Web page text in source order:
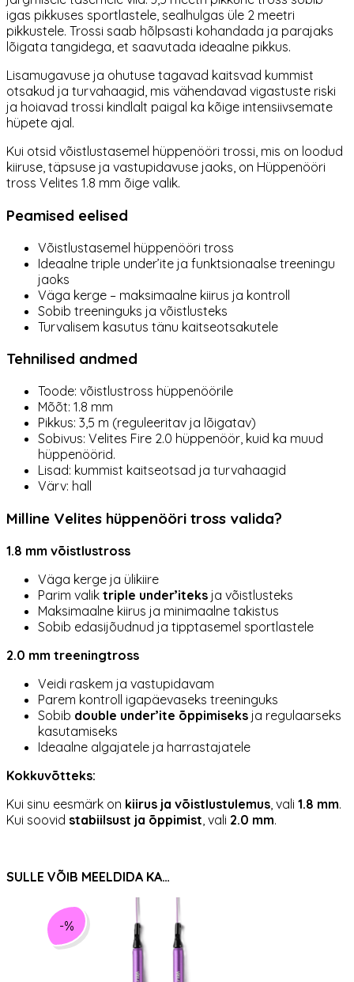
igas pikkuses sportlastele, sealhulgas üle 2 meetri
pikkustele. Trossi saab hõlpsasti kohandada ja parajaks
lõigata tangidega, et saavutada ideaalne pikkus.
Lisamugavuse ja ohutuse tagavad kaitsvad kummist
otsakud ja turvahaagid, mis vähendavad vigastuste riski
ja hoiavad trossi kindlalt paigal ka kõige intensiivsemate
hüpete ajal.
Kui otsid võistlustasemel hüppenööri trossi, mis on loodud
kiiruse, täpsuse ja vastupidavuse jaoks, on Hüppenööri
tross Velites 1.8 mm õige valik.
Peamised eelised
Võistlustasemel hüppenööri tross
Ideaalne triple under’ite ja funktsionaalse treeningu
jaoks
Väga kerge – maksimaalne kiirus ja kontroll
Sobib treeninguks ja võistlusteks
Turvalisem kasutus tänu kaitseotsakutele
Tehnilised andmed
Toode: võistlustross hüppenöörile
Mõõt: 1.8 mm
Pikkus: 3,5 m (reguleeritav ja lõigatav)
Sobivus: Velites Fire 2.0 hüppenöör, kuid ka muud
hüppenöörid.
Lisad: kummist kaitseotsad ja turvahaagid
Värv: hall
Milline Velites hüppenööri tross valida?
1.8 mm võistlustross
Väga kerge ja ülikiire
Parim valik triple under’iteks ja võistlusteks
Maksimaalne kiirus ja minimaalne takistus
Sobib edasijõudnud ja tipptasemel sportlastele
2.0 mm treeningtross
Veidi raskem ja vastupidavam
Parem kontroll igapäevaseks treeninguks
Sobib double under’ite õppimiseks ja regulaarseks
kasutamiseks
Ideaalne algajatele ja harrastajatele
Kokkuvõtteks:
Kui sinu eesmärk on kiirus ja võistlustulemus , vali 1.8 mm.
Kui soovid stabiilsust ja õppimist , vali 2.0 mm.
SULLE VÕIB MEELDIDA KA…
-%